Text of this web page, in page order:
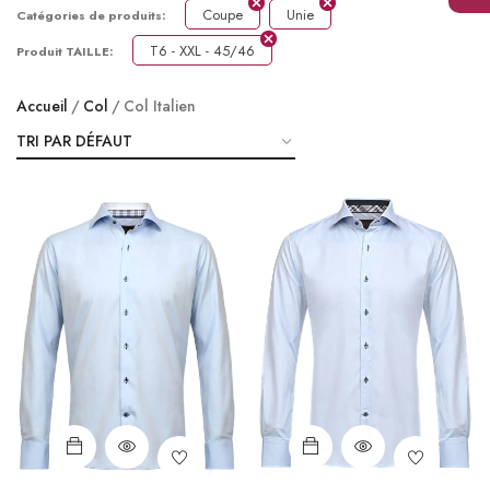
Catégories de produits: Coupe Unie
Produit TAILLE: T6 - XXL - 45/46
Accueil Col Col Italien